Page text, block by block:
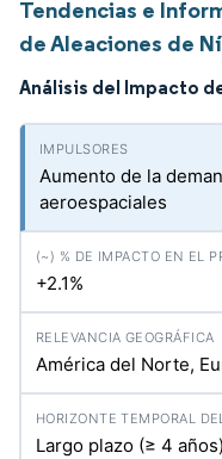
Tendencias e
de Aleaciones de
Análisis del Impacto
Aumento de la
aeroespaciales
+2.1%
América del Norte,
Largo plazo (≥ 4 años)